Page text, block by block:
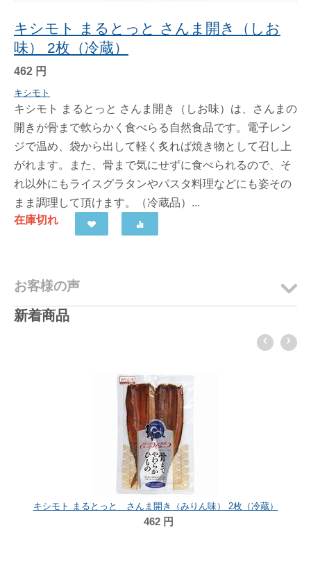
キシモト まるとっと さんま開き（しお
味） 2枚（冷蔵）
462 円
キシモト
キシモト まるとっと さんま開き（しお味）は、さんまの
開きが骨まで軟らかく食べらる自然食品です。電子レン
ジで温め、袋から出して軽く炙れば焼き物として召し上
がれます。また、骨まで気にせずに食べられるので、そ
れ以外にもライスグラタンやパスタ料理などにも姿その
まま調理して頂けます。（冷蔵品）...
在庫切れ
お客様の声
新着商品
キシモト まるとっと さんま開き（みりん味） 2枚（冷蔵）
462 円